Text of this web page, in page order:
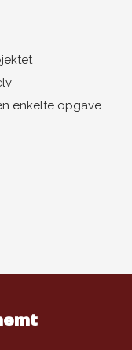
enkelte opgave